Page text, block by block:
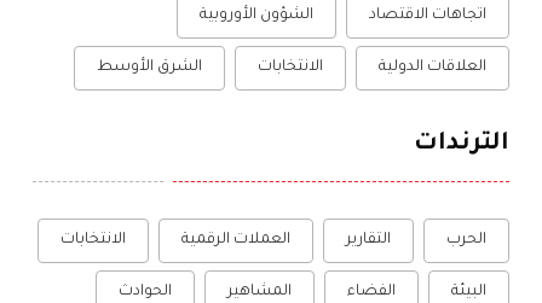
اتجاهات الاقتصاد الشؤون الأوروبية
العلاقات الدولية الانتخابات الشرق الأوسط
الترندات
الحرب التقارير العملات الرقمية الانتخابات
البيئة الفضاء المشاهير الحوادث